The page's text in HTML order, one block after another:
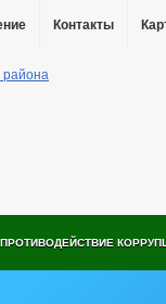
Контакты
ПРОТИВОДЕЙСТВИЕ